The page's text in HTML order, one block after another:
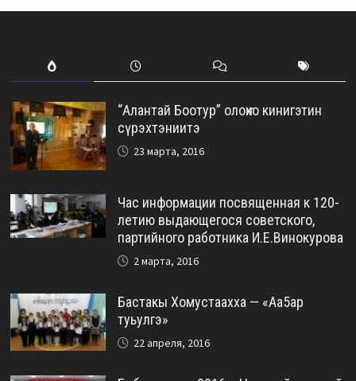
“Алантай Боотур” олоҥхо кинигэтин
сүрэхтэниитэ
23 марта, 2016
Час информации посвященная к 120-
летию выдающегося советского,
партийного работника И.Е.Винокурова
2 марта, 2016
Бастакы Хомустаахха — «Аа5ар
туьулгэ»
22 апреля, 2016